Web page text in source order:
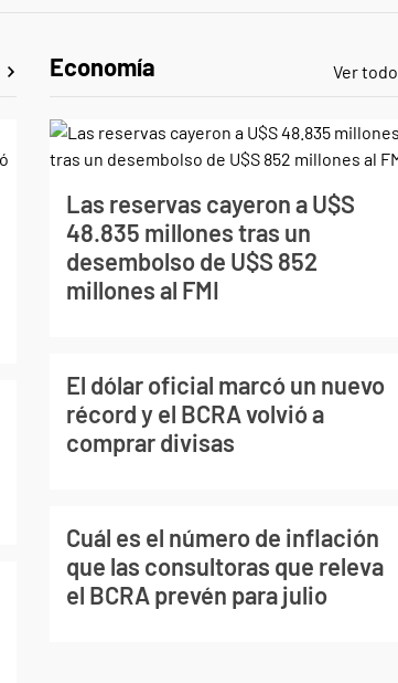
Economía Ver todo
Las reservas cayeron a U$S
48.835 millones tras un
desembolso de U$S 852
millones al FMI
El dólar oficial marcó un nuevo
récord y el BCRA volvió a
comprar divisas
Cuál es el número de inflación
que las consultoras que releva
el BCRA prevén para julio